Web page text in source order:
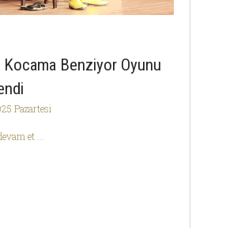
Kocama Benziyor Oyunu
Pazartesi
et ...